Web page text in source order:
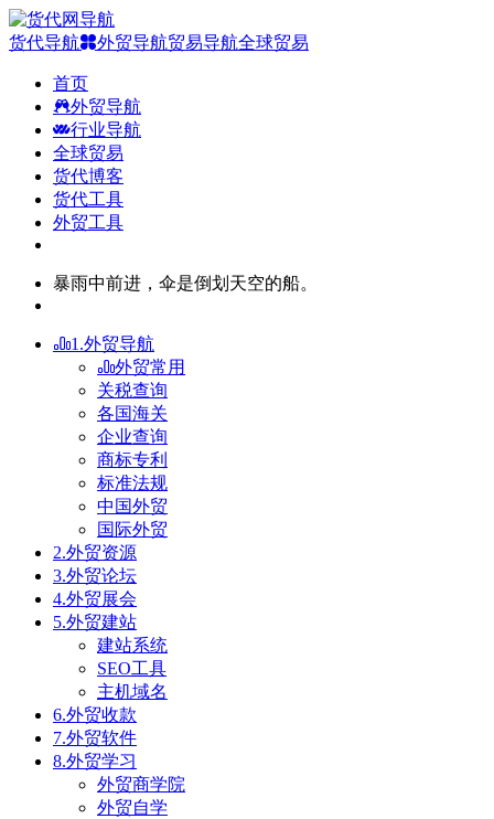
货代导航 外贸导航贸易导航全球贸易
首页
外贸导航
行业导航
全球贸易
货代博客
货代工具
外贸工具
暴雨中前进，伞是倒划天空的船。
1.外贸导航
外贸常用
关税查询
各国海关
企业查询
商标专利
标准法规
中国外贸
国际外贸
2.外贸资源
3.外贸论坛
4.外贸展会
5.外贸建站
建站系统
SEO工具
主机域名
6.外贸收款
7.外贸软件
8.外贸学习
外贸商学院
外贸自学